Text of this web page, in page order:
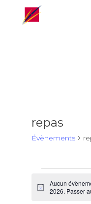
repas
Évènements
for
Notice
Aucun
2026. Passer